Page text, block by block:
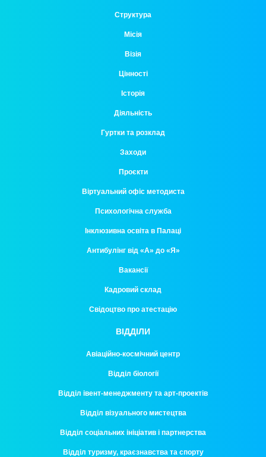
Структура
Місія
Візія
Цінності
Історія
Діяльність
Гуртки та розклад
Заходи
Проєкти
Віртуальний офіс методиста
Психологічна служба
Інклюзивна освіта в Палаці
Антибулінг від «А» до «Я»
Вакансії
Кадровий склад
Свідоцтво про атестацію
ВІДДІЛИ
Авіаційно-космічний центр
Відділ біології
Відділ івент-менеджменту та арт-проектів
Відділ візуального мистецтва
Відділ соціальних ініціатив і партнерства
Відділ туризму, краєзнавства та спорту